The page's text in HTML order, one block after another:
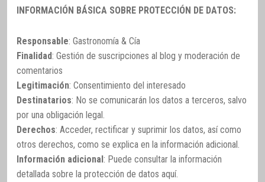
INFORMACIÓN BÁSICA SOBRE PROTECCIÓN DE DATOS:
Responsable: Gastronomía & Cía
Finalidad: Gestión de suscripciones al blog y moderación de
comentarios
Legitimación: Consentimiento del interesado
Destinatarios: No se comunicarán los datos a terceros, salvo
por una obligación legal.
Derechos: Acceder, rectificar y suprimir los datos, así como
otros derechos, como se explica en la información adicional.
Información adicional: Puede consultar la información
detallada sobre la protección de datos aquí.